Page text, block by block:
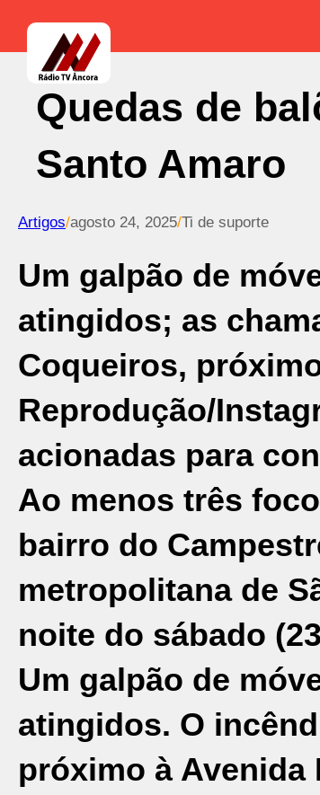
Quedas de
Santo Amaro
Artigos/agosto 24, 2025/Ti de suporte
Um galpão de
atingidos; as
Coqueiros,
Reprodução/
acionadas para
Ao menos três
bairro do
metropolitana de
noite do sábado
Um galpão de
atingidos. O
próximo à